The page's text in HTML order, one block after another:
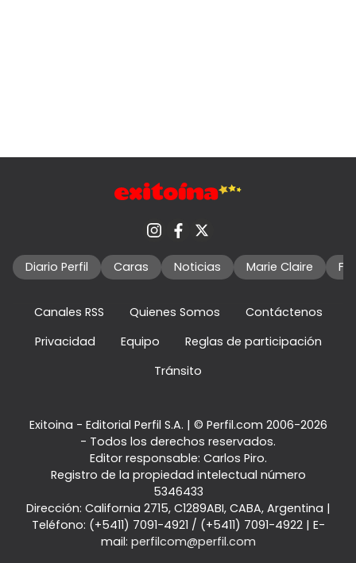
Diario Perfil Caras Noticias Marie Claire
Canales RSS Quienes Somos
Contáctenos
Privacidad
Equipo
Reglas de participación
Tránsito
Exitoina - Editorial Perfil S.A. | © Perfil.com 2006-2026
- Todos los derechos reservados.
Editor responsable: Carlos Piro.
Registro de la propiedad intelectual número
5346433
Dirección: California 2715, C1289ABI, CABA, Argentina |
Teléfono: (+5411) 7091-4921 / (+5411) 7091-4922| E-
mail: perfilcom@perfil.com